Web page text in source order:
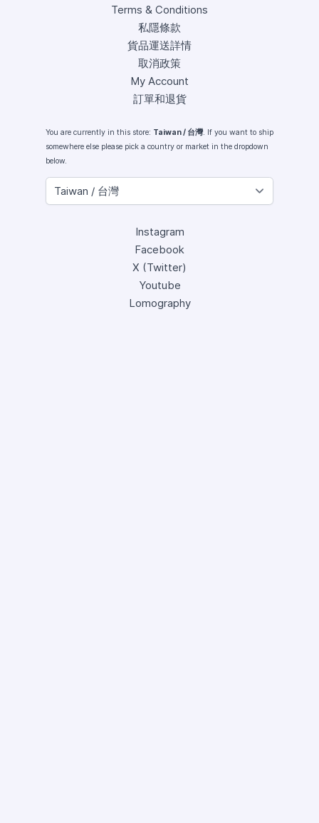
Terms & Conditions
私隱條款
貨品運送詳情
取消政策
My Account
訂單和退貨
You are currently in this store: Taiwan / 台灣. If you want to ship
somewhere else please pick a country or market in the dropdown
below.
Instagram
Facebook
X (Twitter)
Youtube
Lomography